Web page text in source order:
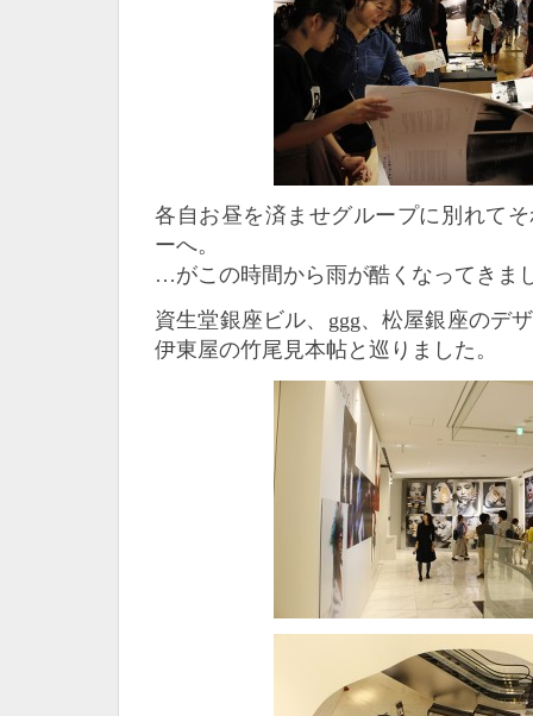
各自お昼を済ませグループに別れて
ーへ。
…がこの時間から雨が酷くなってきま
資生堂銀座ビル、ggg、松屋銀座のデ
伊東屋の竹尾見本帖と巡りました。